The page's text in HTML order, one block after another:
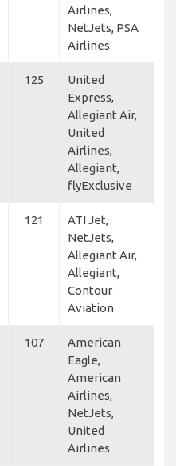
Airlines,
NetJets, PSA
Airlines
125
United
Express,
Allegiant Air,
United
Airlines,
Allegiant,
flyExclusive
121
ATI Jet,
NetJets,
Allegiant Air,
Allegiant,
Contour
Aviation
107
American
Eagle,
American
Airlines,
NetJets,
United
Airlines